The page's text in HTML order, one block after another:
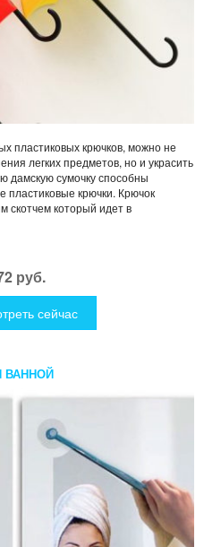
пластиковых крючков, можно не
легких предметов, но и украсить
дамскую сумочку способны
пластиковые крючки. Крючок
скотчем который идет в
руб.
сейчас
ВАННОЙ